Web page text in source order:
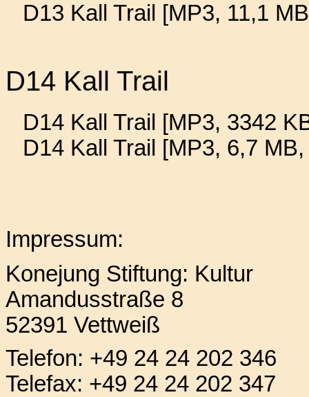
D13 Kall Trail [MP3, 11,1
D14 Kall Trail
D14 Kall Trail [MP3, 3342
D14 Kall Trail [MP3, 6,7
Impressum:
Konejung Stiftung: Kultur
Amandusstraße 8
52391 Vettweiß
Telefon: +49 24 24 202 346
Telefax: +49 24 24 202 347